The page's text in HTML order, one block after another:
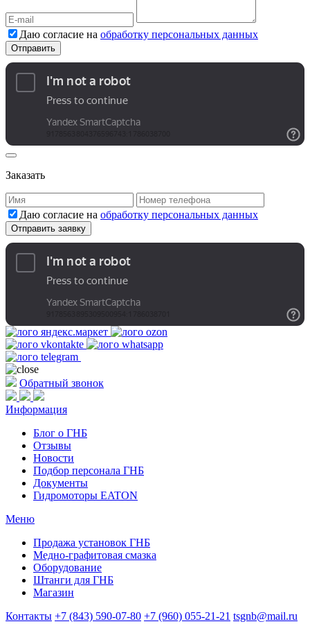
Даю согласие на обработку персональных данных
Заказать
Даю согласие на обработку персональных данных
Обратный звонок
Информация
Блог о ГНБ
Отзывы
Новости
Подбор персонала ГНБ
Документы
Гидромоторы EATON
Меню
Продажа установок ГНБ
Медно-графитовая смазка
Оборудование
Штанги для ГНБ
Магазин
Контакты +7 (843) 590-07-80 +7 (960) 055-21-21 tsgnb@mail.ru